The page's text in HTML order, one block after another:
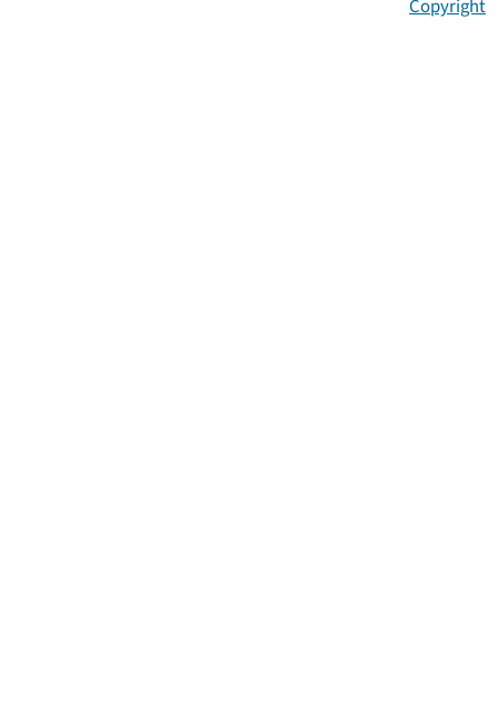
Copyright